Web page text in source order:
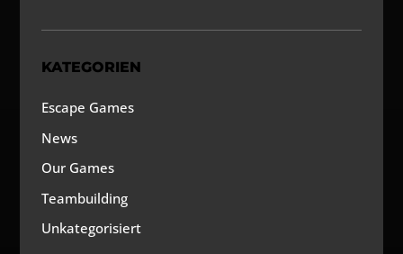
KATEGORIEN
Escape Games
News
Our Games
Teambuilding
Unkategorisiert